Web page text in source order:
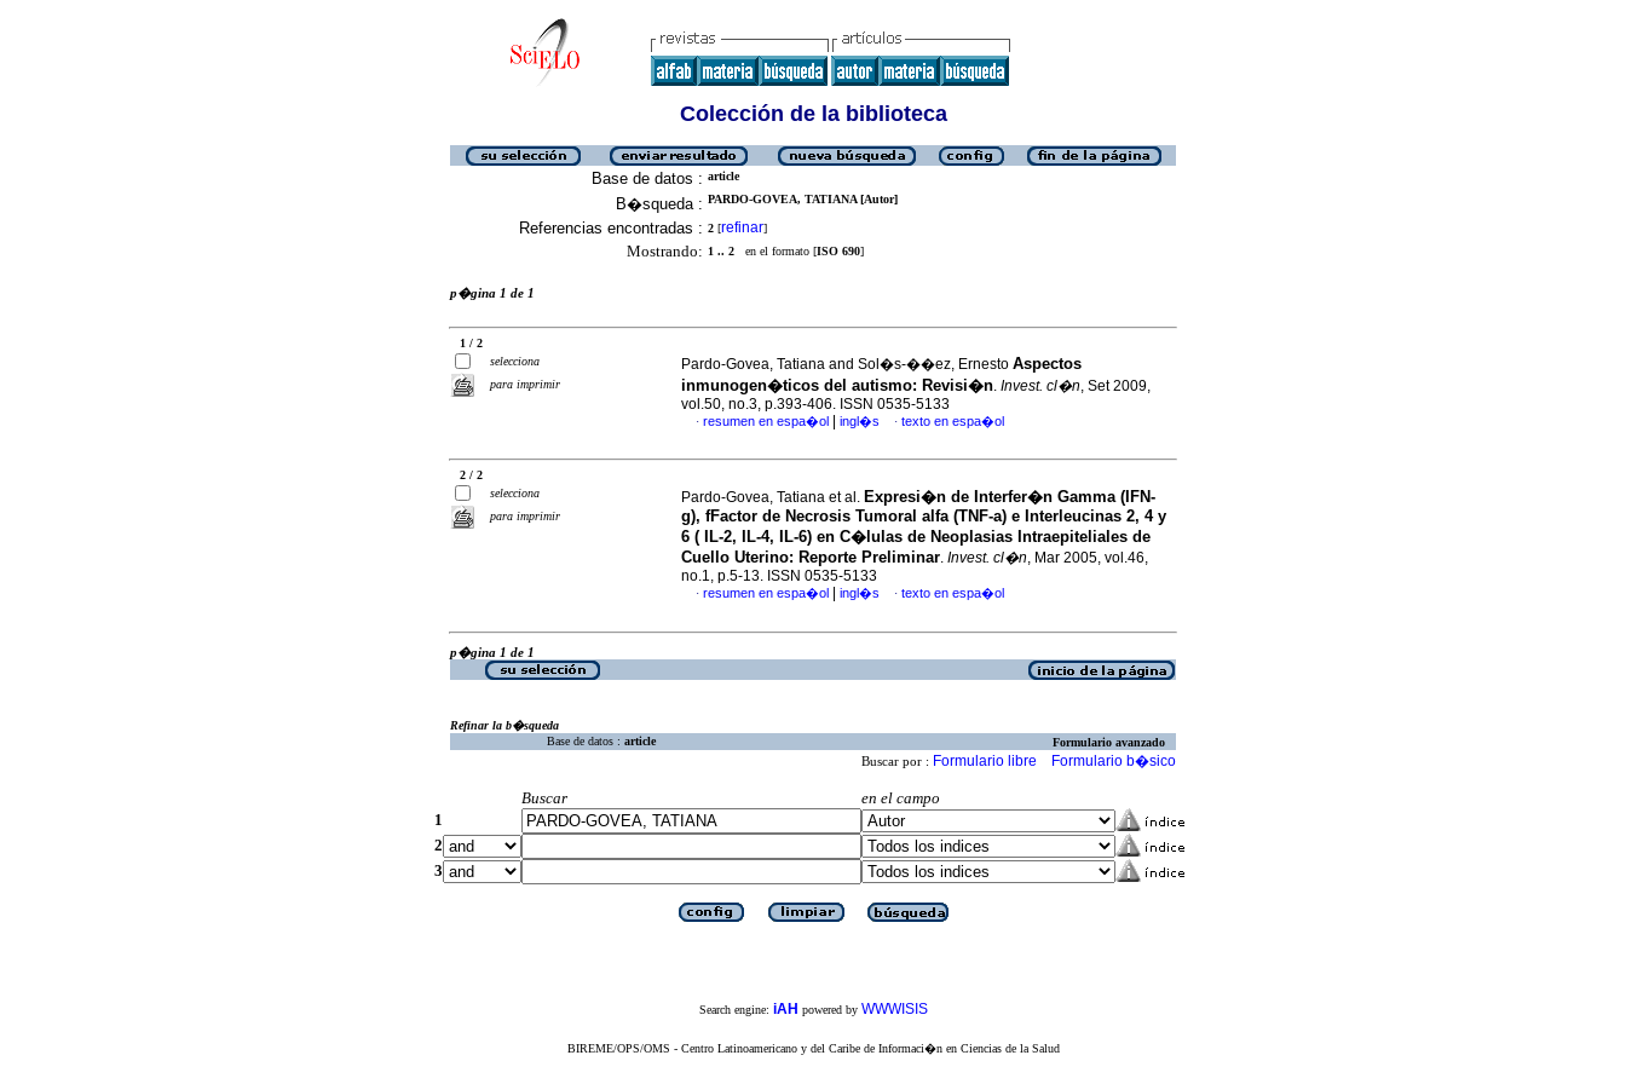
Colección de la biblioteca
Base de datos : article
B�squeda : PARDO-GOVEA, TATIANA [Autor]
Referencias encontradas : 2 [refinar]
Mostrando: 1 .. 2 en el formato [ISO 690]
p�gina 1 de 1
1 / 2
selecciona
para imprimir
Pardo-Govea, Tatiana and Sol�s-��ez, Ernesto Aspectos
inmunogen�ticos del autismo: Revisi�n. Invest. cl�n, Set 2009,
vol.50, no.3, p.393-406. ISSN 0535-5133
· resumen en espa�ol ingl�s · texto en espa�ol
2 / 2
selecciona
para imprimir
Pardo-Govea, Tatiana et al. Expresi�n de Interfer�n Gamma (IFN-
g), fFactor de Necrosis Tumoral alfa (TNF-a) e Interleucinas 2, 4 y
6 ( IL-2, IL-4, IL-6) en C�lulas de Neoplasias Intraepiteliales de
Cuello Uterino: Reporte Preliminar. Invest. cl�n, Mar 2005, vol.46,
no.1, p.5-13. ISSN 0535-5133
· resumen en espa�ol ingl�s · texto en espa�ol
p�gina 1 de 1
Refinar la b�squeda
Base de datos : article Formulario avanzado
Buscar por : Formulario libre Formulario b�sico
Buscar
en el campo
1
2
3
Search engine: iAH powered by WWWISIS
BIREME/OPS/OMS - Centro Latinoamericano y del Caribe de Informaci�n en Ciencias de la Salud